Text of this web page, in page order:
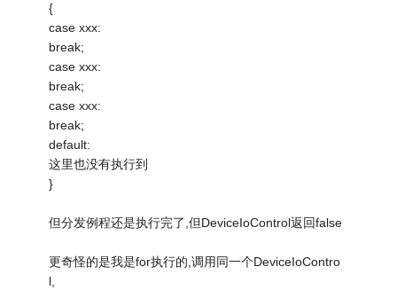
{
case xxx:
break;
case xxx:
break;
case xxx:
break;
default:
这里也没有执行到
}
但分发例程还是执行完了,但DeviceIoControl返回false
更奇怪的是我是for执行的,调用同一个DeviceIoContro
l,